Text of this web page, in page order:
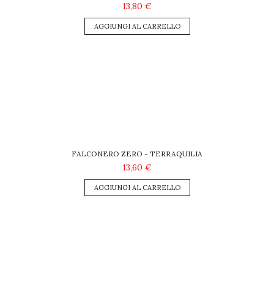
13,80 €
AGGIUNGI AL CARRELLO
FALCONERO ZERO - TERRAQUILIA
13,60 €
AGGIUNGI AL CARRELLO